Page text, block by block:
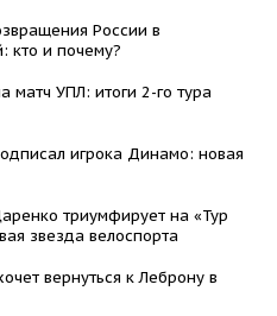
России в
кто и почему?
матч УПЛ: итоги 2-го тура
игрока Динамо: новая
триумфирует на «Тур
звезда велоспорта
вернуться к Леброну в